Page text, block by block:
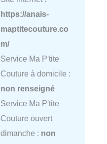
https://anais-
maptitecouture.co
m/
Service Ma P'tite
Couture à domicile :
non renseigné
Service Ma P'tite
Couture ouvert
dimanche : non